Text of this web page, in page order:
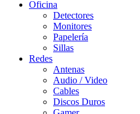
Oficina
Detectores
Monitores
Papelería
Sillas
Redes
Antenas
Audio / Video
Cables
Discos Duros